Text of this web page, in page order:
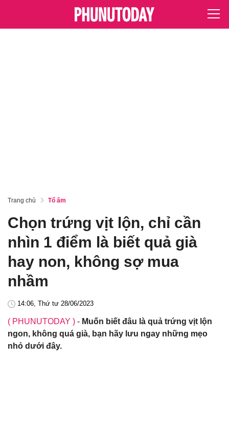
Trang chủ Tổ ấm
Chọn trứng vịt lộn, chỉ cần
nhìn 1 điểm là biết quả già
hay non, không sợ mua
nhầm
14:06, Thứ tư 28/06/2023
( PHUNUTODAY ) - Muốn biết đâu là quả trứng vịt lộn
ngon, không quá già, bạn hãy lưu ngay những mẹo
nhỏ dưới đây.